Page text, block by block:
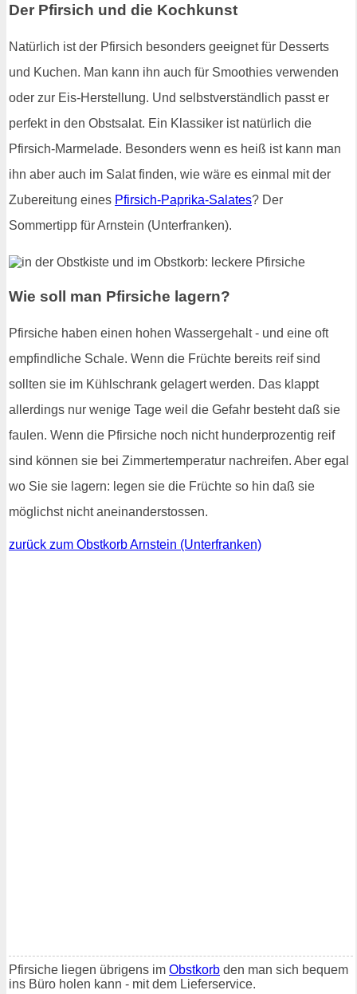
Der Pfirsich und die Kochkunst
Natürlich ist der Pfirsich besonders geeignet für Desserts
und Kuchen. Man kann ihn auch für Smoothies verwenden
oder zur Eis-Herstellung. Und selbstverständlich passt er
perfekt in den Obstsalat. Ein Klassiker ist natürlich die
Pfirsich-Marmelade. Besonders wenn es heiß ist kann man
ihn aber auch im Salat finden, wie wäre es einmal mit der
Zubereitung eines Pfirsich-Paprika-Salates? Der
Sommertipp für Arnstein (Unterfranken).
Wie soll man Pfirsiche lagern?
Pfirsiche haben einen hohen Wassergehalt - und eine oft
empfindliche Schale. Wenn die Früchte bereits reif sind
sollten sie im Kühlschrank gelagert werden. Das klappt
allerdings nur wenige Tage weil die Gefahr besteht daß sie
faulen. Wenn die Pfirsiche noch nicht hunderprozentig reif
sind können sie bei Zimmertemperatur nachreifen. Aber egal
wo Sie sie lagern: legen sie die Früchte so hin daß sie
möglichst nicht aneinanderstossen.
zurück zum Obstkorb Arnstein (Unterfranken)
Pfirsiche liegen übrigens im Obstkorb den man sich bequem
ins Büro holen kann - mit dem Lieferservice.